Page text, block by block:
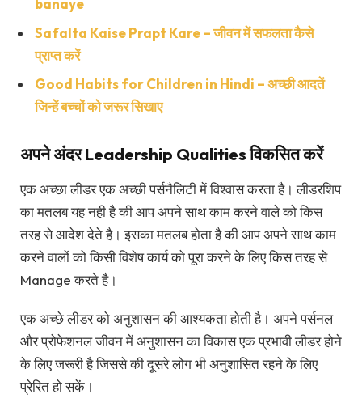
banaye
Safalta Kaise Prapt Kare – जीवन में सफलता कैसे
प्राप्त करें
Good Habits for Children in Hindi – अच्छी आदतें
जिन्हें बच्चों को जरूर सिखाए
अपने अंदर Leadership Qualities विकसित करें
एक अच्छा लीडर एक अच्छी पर्सनैलिटी में विश्वास करता है। लीडरशिप
का मतलब यह नही है की आप अपने साथ काम करने वाले को किस
तरह से आदेश देते है। इसका मतलब होता है की आप अपने साथ काम
करने वालों को किसी विशेष कार्य को पूरा करने के लिए किस तरह से
Manage करते है।
एक अच्छे लीडर को अनुशासन की आश्यकता होती है। अपने पर्सनल
और प्रोफेशनल जीवन में अनुशासन का विकास एक प्रभावी लीडर होने
के लिए जरूरी है जिससे की दूसरे लोग भी अनुशासित रहने के लिए
प्रेरित हो सकें।